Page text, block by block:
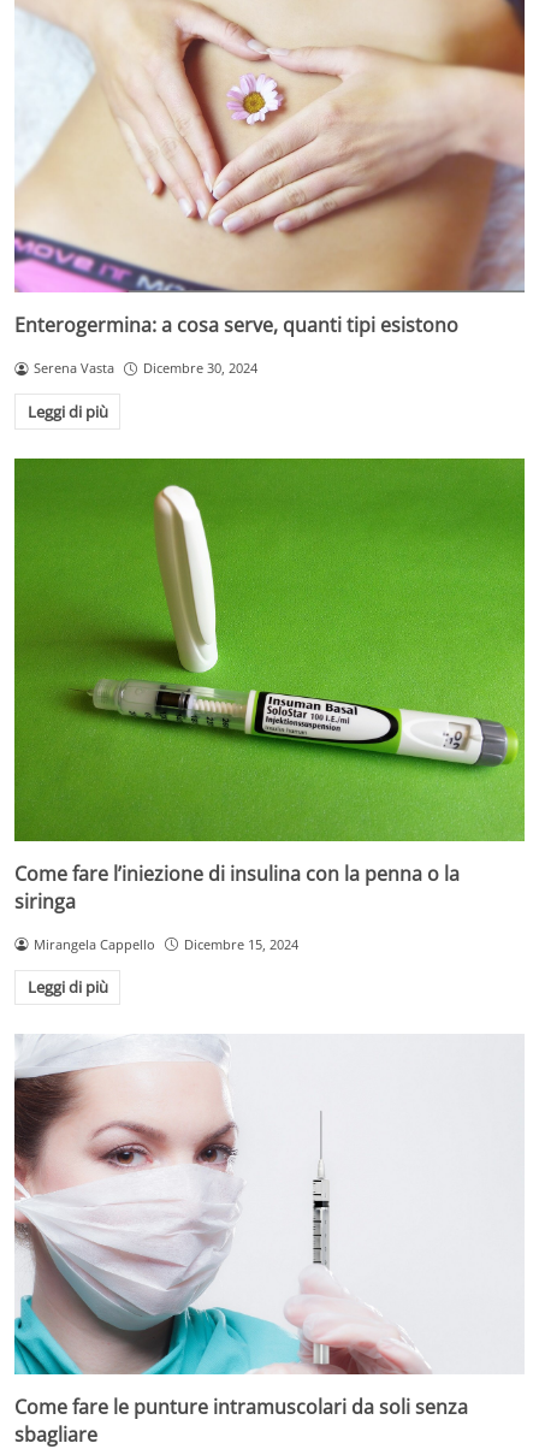
Enterogermina: a cosa serve, quanti tipi esistono
Serena Vasta Dicembre 30, 2024
Leggi di più
Come fare l’iniezione di insulina con la penna o la
siringa
Mirangela Cappello Dicembre 15, 2024
Leggi di più
Come fare le punture intramuscolari da soli senza
sbagliare